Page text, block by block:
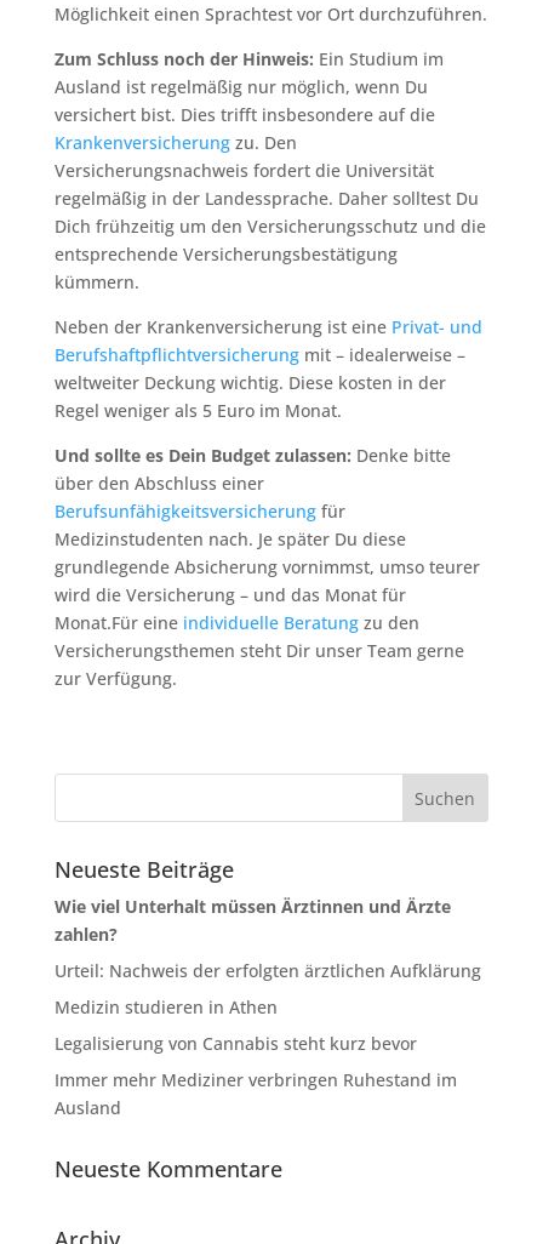
Möglichkeit einen Sprachtest vor Ort durchzuführen.
Zum Schluss noch der Hinweis: Ein Studium im
Ausland ist regelmäßig nur möglich, wenn Du
versichert bist. Dies trifft insbesondere auf die
Krankenversicherungzu. Den
Versicherungsnachweis fordert die Universität
regelmäßig in der Landessprache. Daher solltest Du
Dich frühzeitig um den Versicherungsschutz und die
entsprechende Versicherungsbestätigung
kümmern.
Neben der Krankenversicherung ist eine Privat- und
Berufshaftpflichtversicherungmit – idealerweise –
weltweiter Deckung wichtig. Diese kosten in der
Regel weniger als 5 Euro im Monat.
Und sollte es Dein Budget zulassen: Denke bitte
über den Abschluss einer
Berufsunfähigkeitsversicherungfür
Medizinstudenten nach. Je später Du diese
grundlegende Absicherung vornimmst, umso teurer
wird die Versicherung – und das Monat für
Monat.Für eine individuelle Beratungzu den
Versicherungsthemen steht Dir unser Team gerne
zur Verfügung.
Neueste Beiträge
Wie viel Unterhalt müssen Ärztinnen und Ärzte
zahlen?
Urteil: Nachweis der erfolgten ärztlichen Aufklärung
Medizin studieren in Athen
Legalisierung von Cannabis steht kurz bevor
Immer mehr Mediziner verbringen Ruhestand im
Ausland
Neueste Kommentare